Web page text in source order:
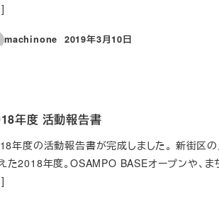
machinone
投稿日
2019年3月10日
年度 活動報告書
年度の活動報告書が完成しました。 新街区
た2018年度。OSAMPO BASEオープンや、